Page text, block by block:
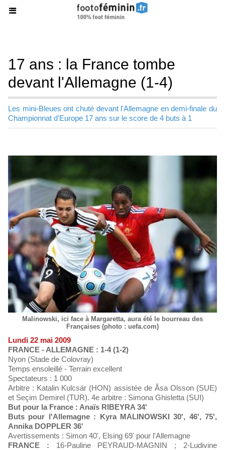
17 ans : la France tombe
devant l'Allemagne (1-4)
Les mini-Bleues ont chuté devant l'Allemagne en demi-finale du
Championnat d'Europe 17 ans sur le score de 4 buts à 1
Malinowski, ici face à Margaretta, aura été le bourreau des
Françaises (photo : uefa.com)
Lundi 22 mai 2009
FRANCE - ALLEMAGNE : 1-4 (1-2)
Nyon (Stade de Colovray)
Temps ensoleillé - Terrain excellent
Spectateurs : 1 000
Arbitre : Katalin Kulcsár (HON) assistée de Åsa Olsson (SUE)
et Seçim Demirel (TUR). 4e arbitre : Simona Ghisletta (SUI)
But pour la France : Anaïs RIBEYRA 34'
Buts pour l'Allemagne : Kyra MALINOWSKI 30', 46', 75',
Annika DOPPLER 36'
Avertissements : Simon 40', Elsing 69' pour l'Allemagne
FRANCE : 16-Pauline PEYRAUD-MAGNIN ; 2-Ludivine